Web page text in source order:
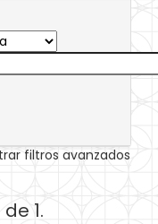
filtros avanzados
1.